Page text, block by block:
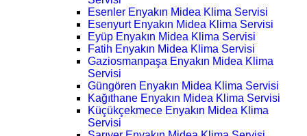
Esenler Enyakın Midea Klima Servisi
Esenyurt Enyakın Midea Klima Servisi
Eyüp Enyakın Midea Klima Servisi
Fatih Enyakın Midea Klima Servisi
Gaziosmanpaşa Enyakın Midea Klima
Servisi
Güngören Enyakın Midea Klima Servisi
Kağıthane Enyakın Midea Klima Servisi
Küçükçekmece Enyakın Midea Klima
Servisi